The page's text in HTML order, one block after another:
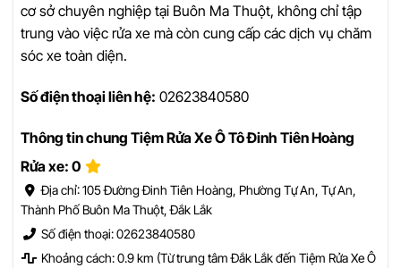
cơ sở chuyên nghiệp tại Buôn Ma Thuột, không chỉ tập
trung vào việc rửa xe mà còn cung cấp các dịch vụ chăm
sóc xe toàn diện.
Số điện thoại liên hệ: 02623840580
Thông tin chung Tiệm Rửa Xe Ô Tô Đinh Tiên Hoàng
Rửa xe: 0
Địa chỉ: 105 Đường Đinh Tiên Hoàng, Phường Tự An, Tự An,
Thành Phố Buôn Ma Thuột, Đắk Lắk
Số điện thoại: 02623840580
Khoảng cách: 0.9 km (Từ trung tâm Đắk Lắk đến Tiệm Rửa Xe Ô